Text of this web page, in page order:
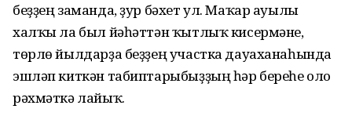
беҙҙең заманда, ҙур бәхет ул. Маҡар ауылы
халҡы ла был йәһәттән ҡытлыҡ кисермәне,
төрлө йылдарҙа беҙҙең участка дауаханаһында
эшләп киткән табиптарыбыҙҙың һәр береһе оло
рәхмәткә лайыҡ.